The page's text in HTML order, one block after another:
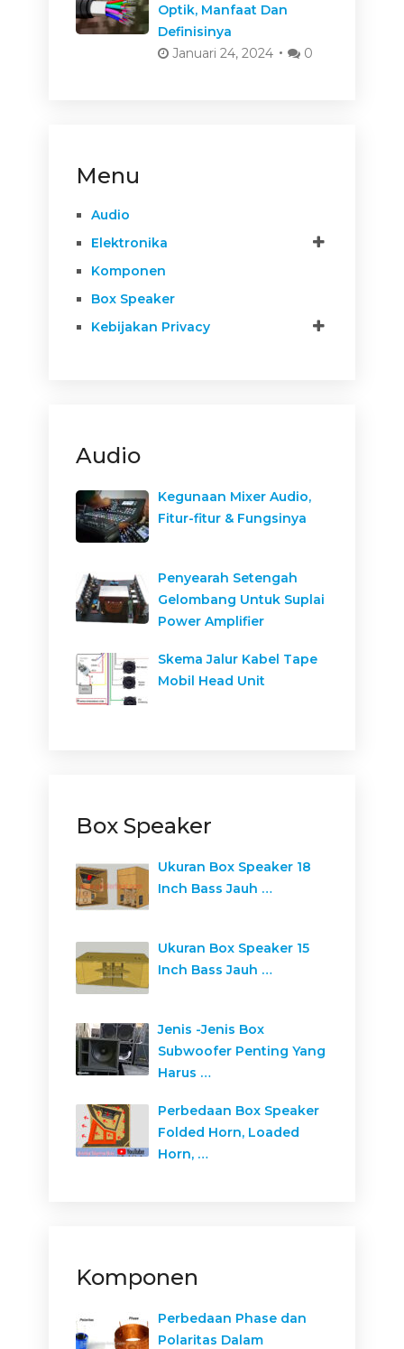
Optik, Manfaat Dan
Definisinya
Januari 24, 2024
0
Menu
Audio
Elektronika
Komponen
Box Speaker
Kebijakan Privacy
Audio
Kegunaan Mixer Audio,
Fitur-fitur & Fungsinya
Penyearah Setengah
Gelombang Untuk Suplai
Power Amplifier
Skema Jalur Kabel Tape
Mobil Head Unit
Box Speaker
Ukuran Box Speaker 18
Inch Bass Jauh …
Ukuran Box Speaker 15
Inch Bass Jauh …
Jenis -Jenis Box
Subwoofer Penting Yang
Harus …
Perbedaan Box Speaker
Folded Horn, Loaded
Horn, …
Komponen
Perbedaan Phase dan
Polaritas Dalam